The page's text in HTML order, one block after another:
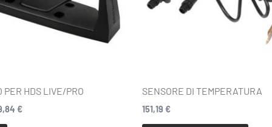
PER HDS LIVE/PRO
€
opzioni
possono
prodotto
SENSORE DI TEMPERATURA
151,19 €